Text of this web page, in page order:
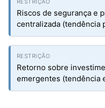
Riscos de segurança e
centralizada (tendência
Retorno sobre
emergentes (tendência